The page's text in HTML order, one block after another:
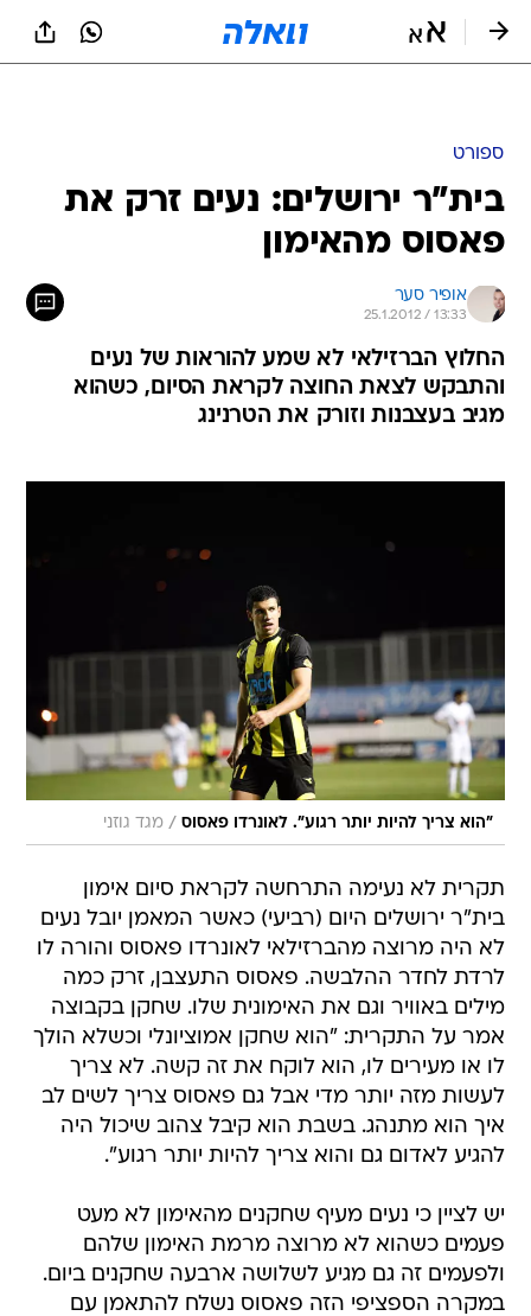
בית"ר ירושלים: נעים זרק את
פאסוס מהאימון
אופיר סער
25.1.2012 / 13:33
החלוץ הברזילאי לא שמע להוראות של נעים
והתבקש לצאת החוצה לקראת הסיום, כשהוא
מגיב בעצבנות וזורק את הטרנינג
"הוא צריך להיות יותר רגוע". לאונרדו פאסוס / מגד גוזני
תקרית לא נעימה התרחשה לקראת סיום אימון
לא היה מרוצה מהברזילאי לאונרדו פאסוס והורה לו
לרדת לחדר ההלבשה. פאסוס התעצבן, זרק כמה
מילים באוויר וגם את האימונית שלו. שחקן בקבוצה
אמר על התקרית: "הוא שחקן אמוציונלי וכשלא הולך
לו או מעירים לו, הוא לוקח את זה קשה. לא צריך
לעשות מזה יותר מדי אבל גם פאסוס צריך לשים לב
איך הוא מתנהג. בשבת הוא קיבל צהוב שיכול היה
להגיע לאדום גם והוא צריך להיות יותר רגוע".
יש לציין כי נעים מעיף שחקנים מהאימון לא מעט
ולפעמים זה גם מגיע לשלושה ארבעה שחקנים ביום.
במקרה הספציפי הזה פאסוס נשלח להתאמן עם
הרכב המחליפים בהדרכת חנן אזולאי, הוראה שהוא
לא אהב לקבל, ועל כן החלה ההתפרצות שלו.